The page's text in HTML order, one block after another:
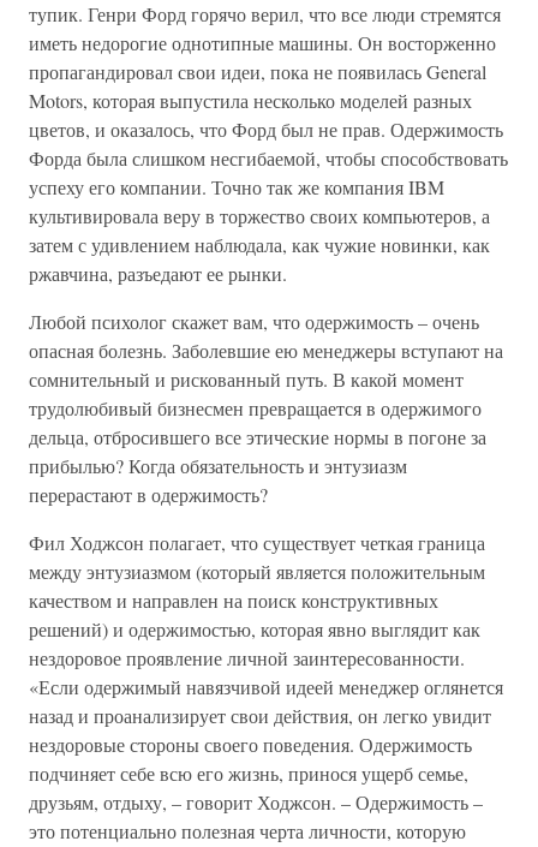
тупик. Генри Форд горячо верил, что все люди стремятся
иметь недорогие однотипные машины. Он восторженно
пропагандировал свои идеи, пока не появилась General
Motors, которая выпустила несколько моделей разных
цветов, и оказалось, что Форд был не прав. Одержимость
Форда была слишком несгибаемой, чтобы способствовать
успеху его компании. Точно так же компания IBM
культивировала веру в торжество своих компьютеров, а
затем с удивлением наблюдала, как чужие новинки, как
ржавчина, разъедают ее рынки.
Любой психолог скажет вам, что одержимость – очень
опасная болезнь. Заболевшие ею менеджеры вступают на
сомнительный и рискованный путь. В какой момент
трудолюбивый бизнесмен превращается в одержимого
дельца, отбросившего все этические нормы в погоне за
прибылью? Когда обязательность и энтузиазм
перерастают в одержимость?
Фил Ходжсон полагает, что существует четкая граница
между энтузиазмом (который является положительным
качеством и направлен на поиск конструктивных
решений) и одержимостью, которая явно выглядит как
нездоровое проявление личной заинтересованности.
«Если одержимый навязчивой идеей менеджер оглянется
назад и проанализирует свои действия, он легко увидит
нездоровые стороны своего поведения. Одержимость
подчиняет себе всю его жизнь, принося ущерб семье,
друзьям, отдыху, – говорит Ходжсон. – Одержимость –
это потенциально полезная черта личности, которую